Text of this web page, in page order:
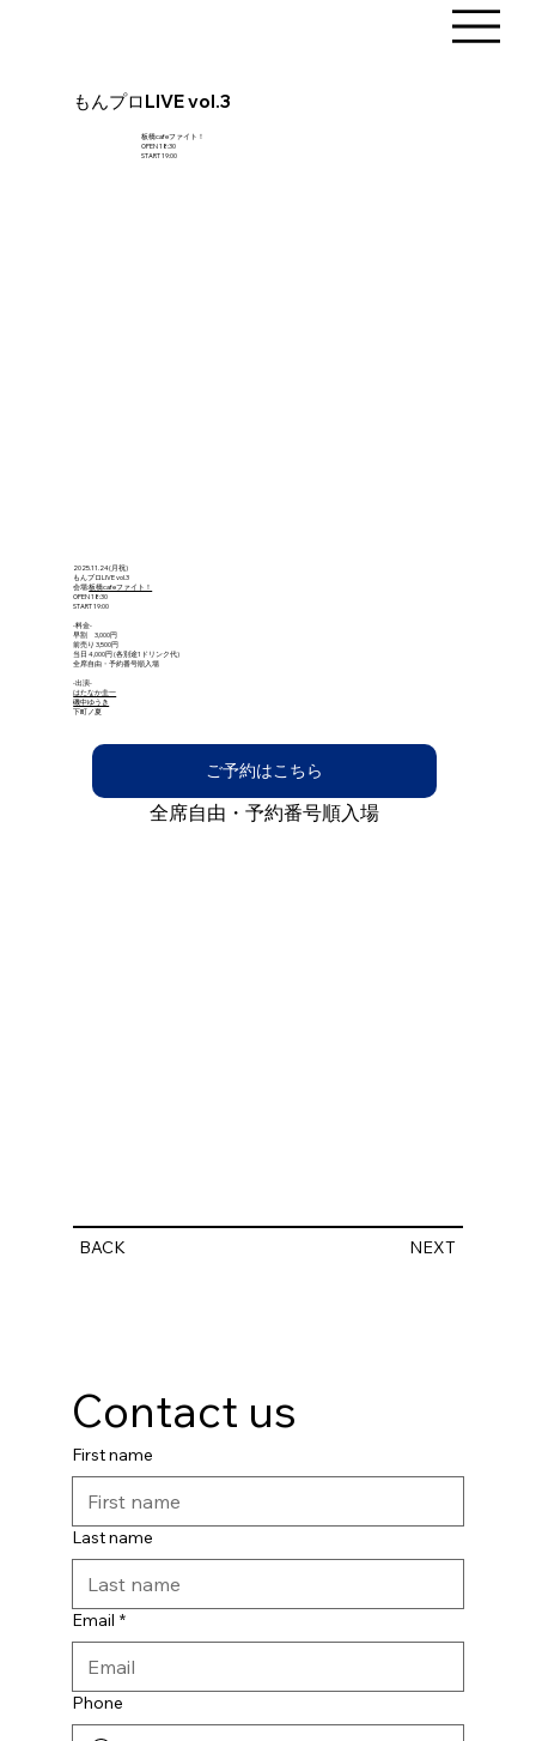
もんプロLIVE vol.3
板橋cafeファイト！
OPEN 18:30
START 19:00
2025.11.24(月祝)
もんプロLIVE vol.3
会場:板橋cafeファイト！
OPEN 18:30
START 19:00
-料金-
早割 3,000円
前売り 3,500円
当日 4,000円 (各別途1ドリンク代)
全席自由・予約番号順入場
-出演-
はたなか圭一
磯中ゆうき
下町ノ夏
ご予約はこちら
全席自由・予約番号順入場
BACK NEXT
Contact us
First name
Last name
Email *
Phone